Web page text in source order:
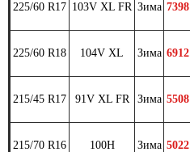
225/60 R17 103V XL FR Зима 7398
225/60 R18 104V XL Зима 6912
215/45 R17 91V XL FR Зима 5508
215/70 R16 100H Зима 5022